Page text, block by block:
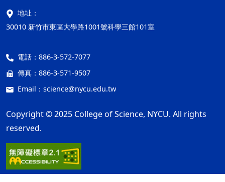
地址：
30010 新竹市東區大學路1001號科學三館101室
電話： 886-3-572-7077
傳真： 886-3-571-9507
Email： science@nycu.edu.tw
Copyright © 2025 College of Science, NYCU. All rights
reserved.